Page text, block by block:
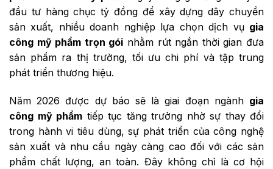
đầu tư hàng chục tỷ đồng để xây dựng dây chuyền
sản xuất, nhiều doanh nghiệp lựa chọn dịch vụ gia
công mỹ phẩm trọn gói nhằm rút ngắn thời gian đưa
sản phẩm ra thị trường, tối ưu chi phí và tập trung
phát triển thương hiệu.
Năm 2026 được dự báo sẽ là giai đoạn ngành gia
công mỹ phẩm tiếp tục tăng trưởng nhờ sự thay đổi
trong hành vi tiêu dùng, sự phát triển của công nghệ
sản xuất và nhu cầu ngày càng cao đối với các sản
phẩm chất lượng, an toàn. Đây không chỉ là cơ hội